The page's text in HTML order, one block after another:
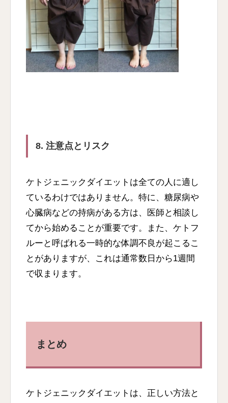
8. 注意点とリスク
ケトジェニックダイエットは全ての人に適し
ているわけではありません。特に、糖尿病や
心臓病などの持病がある方は、医師と相談し
てから始めることが重要です。また、ケトフ
ルーと呼ばれる一時的な体調不良が起こるこ
とがありますが、これは通常数日から1週間
で収まります。
まとめ
ケトジェニックダイエットは、正しい方法と